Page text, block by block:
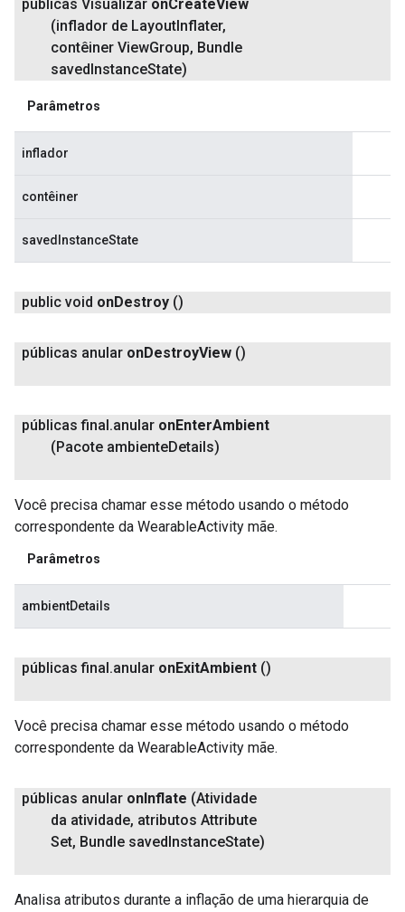
públicas Visualizar onCreateView
(inflador de Layout Inflater,
contêiner ViewGroup, Bundle
saved InstanceState)
Parâmetros
inflador
contêiner
savedInstanceState
public void onDestroy ()
públicas anular onDestroyView ()
públicas final .anular onEnterAmbient
(Pacote ambienteDetails)
Você precisa chamar esse método usando o método
correspondente da WearableActivity mãe.
Parâmetros
ambientDetails
públicas final .anular onExitAmbient ()
Você precisa chamar esse método usando o método
correspondente da WearableActivity mãe.
públicas anular on Inflate (Atividade
da atividade, atributos Attribute
Set, Bundle saved InstanceState)
Analisa atributos durante a inflação de uma hierarquia de